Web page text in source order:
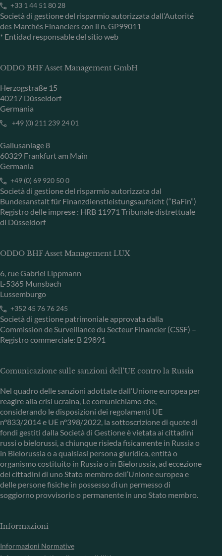
+33 1 44 51 80 28
Società di gestione del risparmio autorizzata dall’Autorité
des Marchés Financiers con il n. GP99011
* Entidad responsable del sitio web
ODDO BHF Asset Management GmbH
Herzogstraße 15
40217 Düsseldorf
Germania
+49 (0) 211 239 24 01
Gallusanlage 8
60329 Frankfurt am Main
Germania
+49 (0) 69 920 50 0
Società di gestione del risparmio autorizzata dal
Bundesanstalt für Finanzdienstleistungsaufsicht (“BaFin”)
Registro delle imprese : HRB 11971 Tribunale distrettuale
di Düsseldorf
ODDO BHF Asset Management LUX
6, rue Gabriel Lippmann
L-5365 Munsbach
Lussemburgo
+352 45 76 76 245
Società di gestione patrimoniale approvata dalla
Commission de Surveillance du Secteur Financier (CSSF) –
Registro commerciale: B 29891
Comunicazione sulle sanzioni dell'UE contro la Russia
Nel quadro delle sanzioni adottate dall’Unione europea per
reagire alla crisi ucraina, Le comunichiamo che,
considerando le disposizioni dei regolamenti UE
n°833/2014 e UE n°398/2022, la sottoscrizione di quote di
fondi gestiti dalla Società di Gestione è vietata ai cittadini
russi o bielorussi, a chiunque risieda fisicamente in Russia o
in Bielorussia o a qualsiasi persona giuridica, entità o
organismo costituito in Russia o in Bielorussia, ad eccezione
dei cittadini di uno Stato membro dell’Unione europea e
delle persone fisiche in possesso di un permesso di
soggiorno provvisorio o permanente in uno Stato membro.
Informazioni
Informazioni Normative